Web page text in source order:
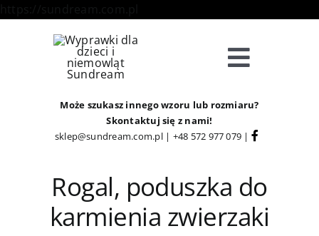
Toggle
Sklep
Strefa Klienta
Może szukasz innego wzoru lub rozmiaru?
Skontaktuj się z nami!
sklep@sundream.com.pl| +48 572 977 079 |
Rogal, poduszka do
karmienia zwierzaki